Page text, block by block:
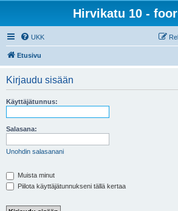
Hirvikatu 10 -
UKK
Etusivu
Kirjaudu sisään
Käyttäjätunnus:
Salasana:
Unohdin salasanani
Muista minut
Piilota käyttäjätunnukseni tällä kertaa